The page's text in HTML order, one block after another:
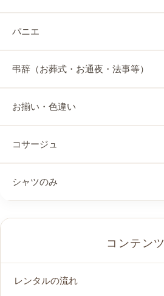
パニエ
弔辞（お葬式・お通夜・法事等）
お揃い・色違い
コサージュ
シャツのみ
コンテンツ
レンタルの流れ